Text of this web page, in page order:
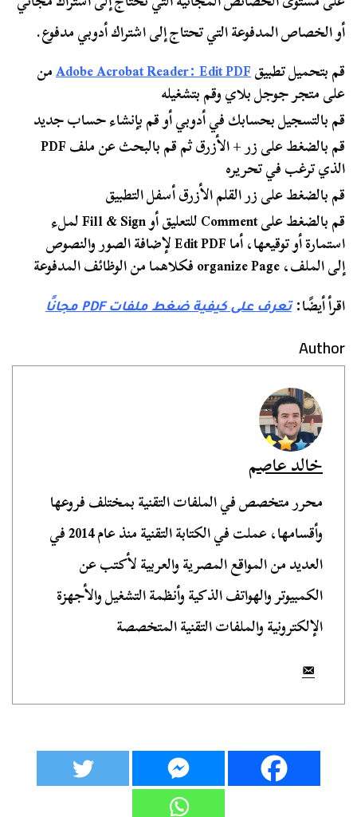
أو الخصاص المدفوعة التي تحتاج إلى اشتراك أدوبي مدفوع.
قم بتحميل تطبيقAdobe Acrobat Reader: Edit PDFمن
على متجر جوجل بلاي وقم بتشغيله
قم بالتسجيل بحسابك في أدوبي أو قم بإنشاء حساب جديد
قم بالضغط على زر + الأزرق ثم قم بالبحث عن ملف PDF
الذي ترغب في تحريره
قم بالضغط على زر القلم الأزرق أسفل التطبيق
قم بالضغط على Comment للتعليق أو Fill & Sign لملء
استمارة أو توقيعها، أما Edit PDF لإضافة الصور والنصوص
إلى الملف، organize Page فكلاهما من الوظائف المدفوعة
اقرأ أيضًا:تعرف على كيفية ضغط ملفات PDF مجانًا
Author
خالد عاصم
محرر متخصص في الملفات التقنية بمختلف فروعها
وأقسامها، عملت في الكتابة التقنية منذ عام 2014 في
العديد من المواقع المصرية والعربية لأكتب عن
الكمبيوتر والهواتف الذكية وأنظمة التشغيل والأجهزة
الإلكترونية والملفات التقنية المتخصصة